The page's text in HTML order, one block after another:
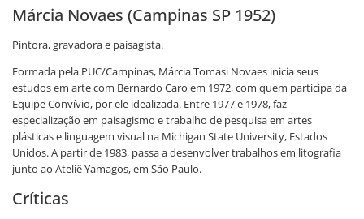
Márcia Novaes (Campinas SP 1952)
Pintora, gravadora e paisagista.
Formada pela PUC/Campinas, Márcia Tomasi Novaes inicia seus
estudos em arte com Bernardo Caro em 1972, com quem participa da
Equipe Convívio, por ele idealizada. Entre 1977 e 1978, faz
especialização em paisagismo e trabalho de pesquisa em artes
plásticas e linguagem visual na Michigan State University, Estados
Unidos. A partir de 1983, passa a desenvolver trabalhos em litografia
junto ao Ateliê Yamagos, em São Paulo.
Críticas